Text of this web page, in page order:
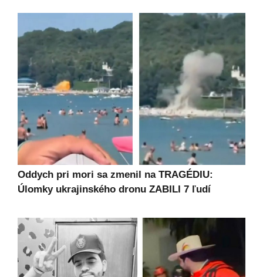
Oddych pri mori sa zmenil na TRAGÉDIU:
Úlomky ukrajinského dronu ZABILI 7 ľudí